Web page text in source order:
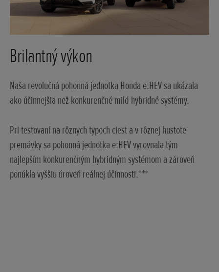
Brilantný výkon
Naša revolučná pohonná jednotka Honda e:HEV sa ukázala
ako účinnejšia než konkurenčné mild-hybridné systémy.
Pri testovaní na rôznych typoch ciest a v rôznej hustote
premávky sa pohonná jednotka e:HEV vyrovnala tým
najlepším konkurenčným hybridným systémom a zároveň
ponúkla vyššiu úroveň reálnej účinnosti.***